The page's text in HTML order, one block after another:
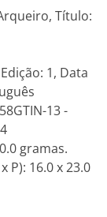
Título:
1, Data
13 -
gramas.
P): 16.0 x 23.0